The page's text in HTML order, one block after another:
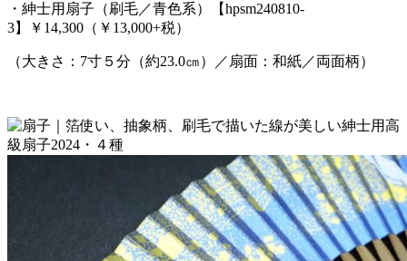
・紳士用扇子（刷毛／青色系）【hpsm240810-
3】￥14,300（￥13,000+税）
（大きさ：7寸５分（約23.0㎝）／扇面：和紙／両面柄）